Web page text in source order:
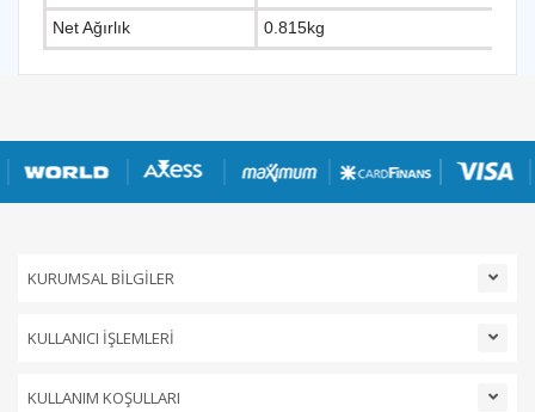
Net Ağırlık 0.815kg
KURUMSAL BİLGİLER
KULLANICI İŞLEMLERİ
KULLANIM KOŞULLARI